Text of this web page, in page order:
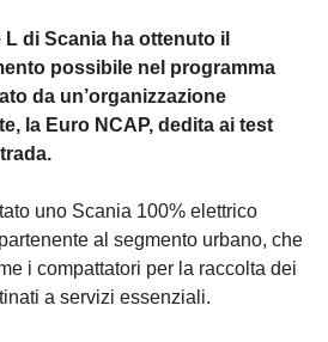
di Scania ha ottenuto il
possibile nel programma
da un’organizzazione
la Euro NCAP, dedita ai test
uno Scania 100% elettrico
al segmento urbano, che
i compattatori per la raccolta dei
a servizi essenziali.